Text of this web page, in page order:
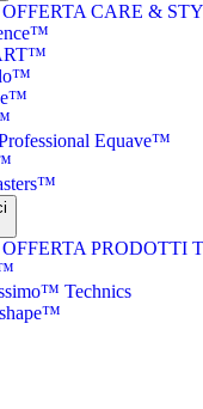
CARE &
Equave™
PRODOTTI
Technics